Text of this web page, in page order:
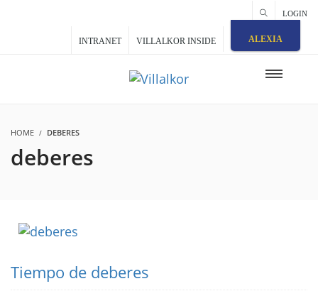
LOGIN
INTRANET VILLALKOR INSIDE ALEXIA
HOME DEBERES
deberes
Tiempo de deberes